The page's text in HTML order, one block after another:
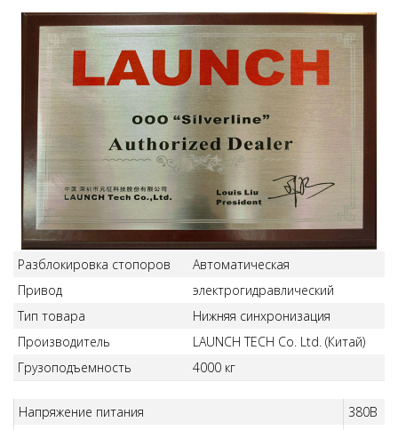
Разблокировка стопоров
Автоматическая
Привод
электрогидравлический
Тип товара
Нижняя синхронизация
Производитель
LAUNCH TECH Co. Ltd. (Китай)
Грузоподъемность
4000 кг
Напряжение питания
380В